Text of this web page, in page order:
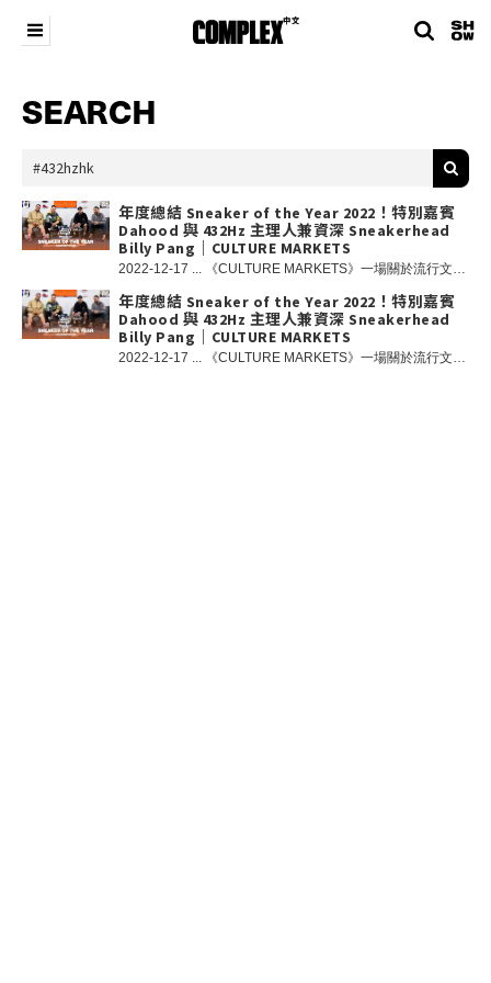
SEARCH
年度總結 Sneaker of the Year 2022！特別嘉賓
Dahood 與 432Hz 主理人兼資深 Sneakerhead
Billy Pang｜CULTURE MARKETS
2022-12-17 ... 《CULTURE MARKETS》一場關於流行文化的 Talk Show！2022 年快將完結，各位Sneakerhead 在今年 Drip 了甚麼球鞋或是錯過哪些人氣作品呢！？新一集《CULTURE MARKETS》由我們的主持人資深 Sneakerhead Horace、香港滑板界的 OG JBS Brian、COMPLEX 中文編輯 Oscar 以及特別嘉賓 Dahood 與 432Hz 主理人兼資深 Sneakerhead Billy Pang 一起分享 2022 度最佳球鞋入手和推薦；還有 Billy 親身分享球鞋業界背後的種種秘聞！ 在今年你的最佳入手又是哪一雙呢，不妨在留言區分享你最愛！ 在 Instagram 查看這則貼文 COMPLEX 中文（@complexchinese）分享的貼文 此外，各位觀眾記得掃描影片內隨即出現的 QR Code，前往專頁免費領取《CULTURE MARKETS》 NFT，同時回覆專頁中的簡單問題，我們會選出最具創意的答案贏取由 432Hz 送出的 MERRELL M HYDRO MOC AT RIPSTOP 1TRL 一對，各位鞋迷請勿錯過！各位鞋迷請勿錯過！ NFT 遊戲規則：1. 掃描影片內的 QR Code 免費獲取《CULTURE MARKETS》 NFT；2. 回覆專頁中的簡單問題；3. 追蹤 @complexchinese 和 @432hz.official Instagram 專頁；4. 遊戲將於 12 月 23 日星期五 23:00 結束，我們將選出最具創意的答案，勝出者將以電郵方式聯絡勝出者提供領取獎品詳情。 條款細則：1.只限香港地區人士參與；2.每個電郵只限參與一次；3.COMPLEX 中文將保留最終決定權。 重要提示：我們不會從除此帳戶以外的任何其他帳戶關注您或向您發送消息。我們不會要求您提供任何個人詳細信息，我們會在活動結束後以電郵方式聯絡勝出者提供領取獎品詳情。
年度總結 Sneaker of the Year 2022！特別嘉賓
Dahood 與 432Hz 主理人兼資深 Sneakerhead
Billy Pang｜CULTURE MARKETS
2022-12-17 ... 《CULTURE MARKETS》一場關於流行文化的 Talk Show！2022 年快將完結，各位Sneakerhead 在今年 Drip 了甚麼球鞋或是錯過哪些人氣作品呢！？新一集《CULTURE MARKETS》由我們的主持人資深 Sneakerhead Horace、香港滑板界的 OG JBS Brian、COMPLEX 中文編輯 Oscar 以及特別嘉賓 Dahood 與 432Hz 主理人兼資深 Sneakerhead Billy Pang 一起分享 2022 度最佳球鞋入手和推薦；還有 Billy 親身分享球鞋業界背後的種種秘聞！ 在今年你的最佳入手又是哪一雙呢，不妨在留言區分享你最愛！ 此外，各位觀眾記得掃描影片內隨即出現的 QR Code，前往專頁免費領取《CULTURE MARKETS》 NFT，同時回覆專頁中的簡單問題，我們會選出最具創意的答案贏取由 432Hz 送出的 MERRELL M HYDRO MOC AT RIPSTOP 1TRL 一對，各位鞋迷請勿錯過！各位鞋迷請勿錯過！ NFT 遊戲規則： 1. 掃描影片內的 QR Code 免費獲取《CULTURE MARKETS》 NFT； 2. 回覆專頁中的簡單問題； 3. 追蹤 @complexchinese 和 @432hz.official Instagram 專頁； 4. 遊戲將於 12 月 23 日星期五 23:00 結束，我們將選出最具創意的答案，勝出者將以電郵方式聯絡勝出者提供領取獎品詳情。 條款細則： 1.只限香港地區人士參與； 2.每個電郵只限參與一次； 3.COMPLEX 中文將保留最終決定權。 重要提示：我們不會從除此帳戶以外的任何其他帳戶關注您或向您發送消息。我們不會要求您提供任何個人詳細信息，我們會在活動結束後以電郵方式聯絡勝出者提供領取獎品詳情。